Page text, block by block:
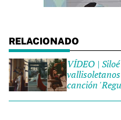
VÍDEO |
canción